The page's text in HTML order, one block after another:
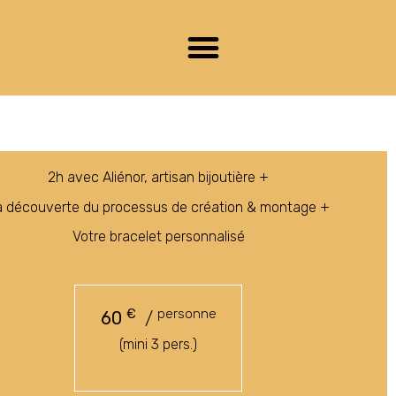
2h avec Aliénor, artisan bijoutière +
découverte du processus de création & montage +
Votre bracelet personnalisé
60 € / personne
(mini 3 pers.)